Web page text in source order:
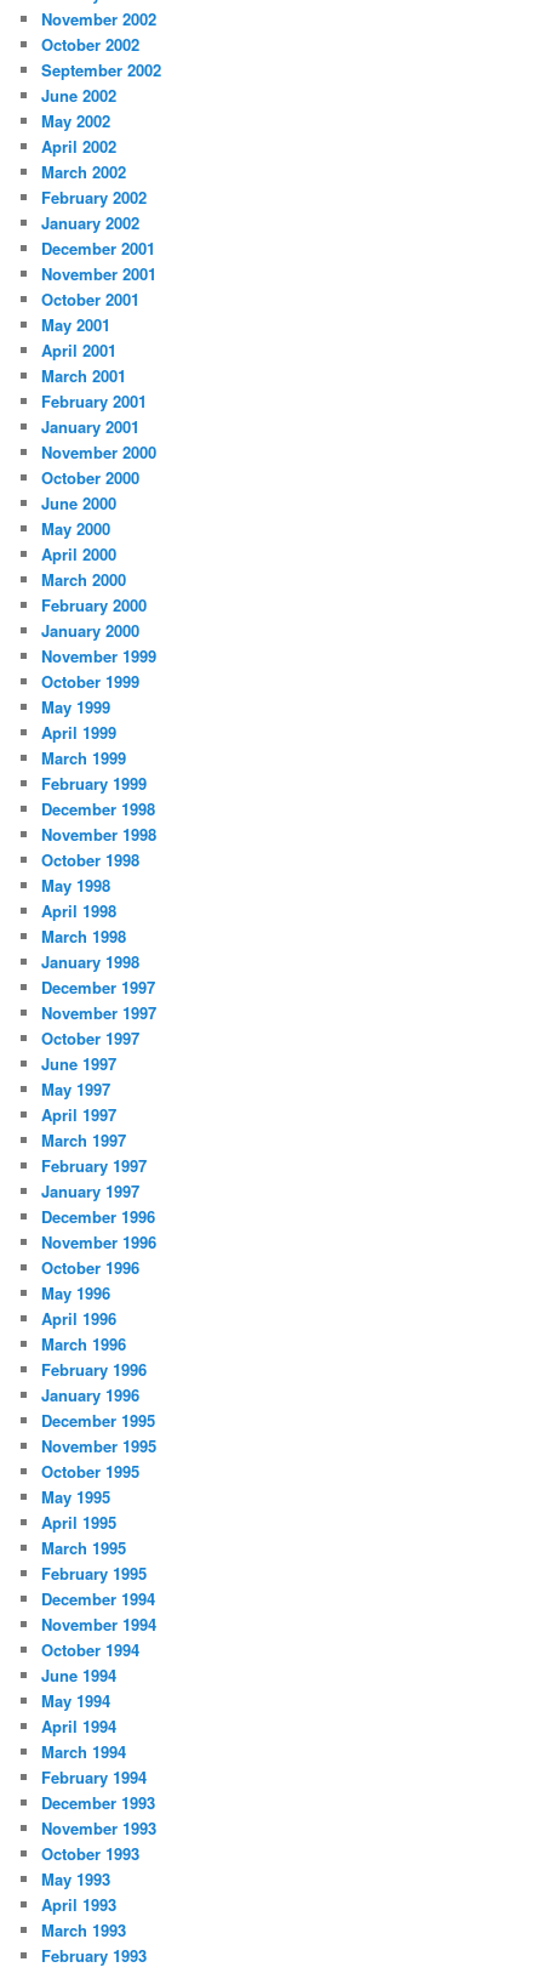
November 2002
October 2002
September 2002
June 2002
May 2002
April 2002
March 2002
February 2002
January 2002
December 2001
November 2001
October 2001
May 2001
April 2001
March 2001
February 2001
January 2001
November 2000
October 2000
June 2000
May 2000
April 2000
March 2000
February 2000
January 2000
November 1999
October 1999
May 1999
April 1999
March 1999
February 1999
December 1998
November 1998
October 1998
May 1998
April 1998
March 1998
January 1998
December 1997
November 1997
October 1997
June 1997
May 1997
April 1997
March 1997
February 1997
January 1997
December 1996
November 1996
October 1996
May 1996
April 1996
March 1996
February 1996
January 1996
December 1995
November 1995
October 1995
May 1995
April 1995
March 1995
February 1995
December 1994
November 1994
October 1994
June 1994
May 1994
April 1994
March 1994
February 1994
December 1993
November 1993
October 1993
May 1993
April 1993
March 1993
February 1993